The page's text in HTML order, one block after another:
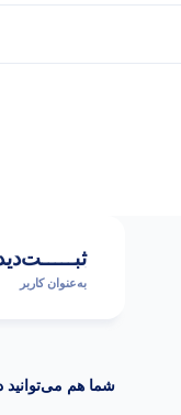
به‌عنوان کاربر
شما هم می‌توانید